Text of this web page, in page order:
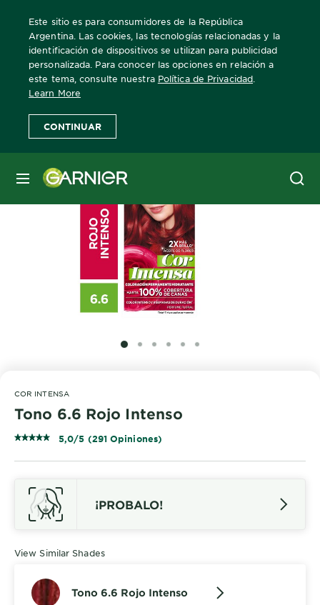
Este sitio es para consumidores de la República
Argentina. Las cookies, las tecnologías relacionadas y la
identificación de dispositivos se utilizan para publicidad
personalizada. Para conocer las opciones en relación a
este tema, consulte nuestra Política de Privacidad
Learn More
CONTINUAR
MENÚ
Home Cor Intensa 66 Rojo Intenso
SLIDE 1
SLIDE 2
SLIDE 3
SLIDE 4
SLIDE 5
SLIDE 6
COR INTENSA
Tono 6.6 Rojo Intenso
5,0/5 (291 Opiniones)
¡PROBALO!
View Similar Shades
Tono 6.6 Rojo Intenso